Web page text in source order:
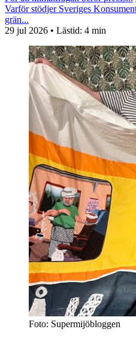
Varför stödjer Sveriges
grän...
29 jul 2026 • Lästid: 4 min
Foto: Supermijöbloggen